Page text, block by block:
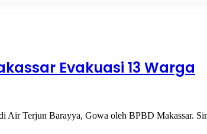
Evakuasi 13 Warga
Air Terjun Barayya, Gowa oleh BPBD Makassar.